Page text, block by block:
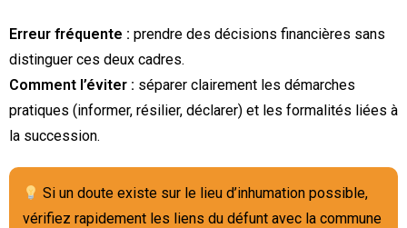
Erreur fréquente : prendre des décisions financières sans
distinguer ces deux cadres.
Comment l’éviter : séparer clairement les démarches
pratiques (informer, résilier, déclarer) et les formalités liées à
la succession.
Si un doute existe sur le lieu d’inhumation possible,
vérifiez rapidement les liens du défunt avec la commune